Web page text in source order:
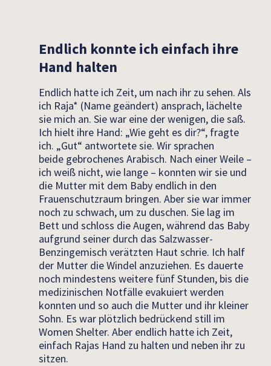
Endlich konnte ich einfach ihre
Hand halten
Endlich hatte ich Zeit, um nach ihr zu sehen. Als
ich Raja* (Name geändert) ansprach, lächelte
sie mich an. Sie war eine der wenigen, die saß.
Ich hielt ihre Hand: „Wie geht es dir?“, fragte
ich. „Gut“ antwortete sie. Wir sprachen
beide gebrochenes Arabisch. Nach einer Weile –
ich weiß nicht, wie lange – konnten wir sie und
die Mutter mit dem Baby endlich in den
Frauenschutzraum bringen. Aber sie war immer
noch zu schwach, um zu duschen. Sie lag im
Bett und schloss die Augen, während das Baby
aufgrund seiner durch das Salzwasser-
Benzingemisch verätzten Hautschrie. Ich half
der Mutter die Windel anzuziehen. Es dauerte
noch mindestens weitere fünf Stunden, bis die
medizinischen Notfälle evakuiert werden
konnten und so auch die Mutter und ihr kleiner
Sohn. Es war plötzlich bedrückend still im
Women Shelter. Aber endlich hatte ich Zeit,
einfach Rajas Hand zu halten und neben ihr zu
sitzen.